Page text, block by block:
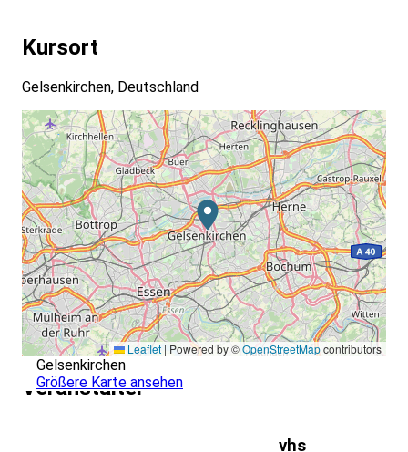
Kursort
Gelsenkirchen, Deutschland
Leaflet | Powered by ©OpenStreetMapcontributors
Gelsenkirchen
Größere Karte ansehen
Veranstalter
vhs